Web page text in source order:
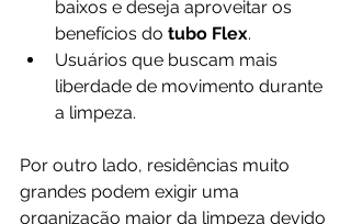
baixos e deseja aproveitar os
benefícios do tubo Flex.
Usuários que buscam mais
liberdade de movimento durante
a limpeza.
Por outro lado, residências muito
grandes podem exigir uma
organização maior da limpeza devido